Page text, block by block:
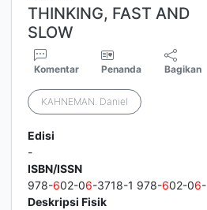
THINKING, FAST AND
SLOW
Komentar Penanda Bagikan
KAHNEMAN. Daniel
Edisi
-
ISBN/ISSN
978-602-06-3718-1 978-602-06-
Deskripsi Fisik